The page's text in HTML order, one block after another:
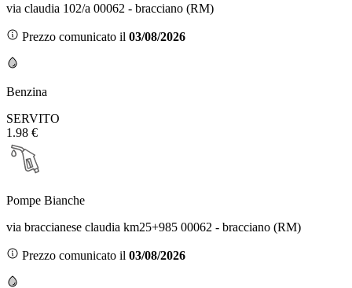
via claudia 102/a 00062 - bracciano (RM)
Prezzo comunicato il 03/08/2026
Benzina
SERVITO
1.98 €
Pompe Bianche
via braccianese claudia km25+985 00062 - bracciano (RM)
Prezzo comunicato il 03/08/2026